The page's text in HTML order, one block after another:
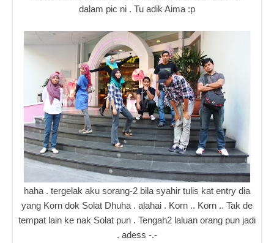
dalam pic ni . Tu adik Aima :p
haha . tergelak aku sorang-2 bila syahir tulis kat entry dia
yang Korn dok Solat Dhuha . alahai . Korn .. Korn .. Tak de
tempat lain ke nak Solat pun . Tengah2 laluan orang pun jadi
. adess -.-